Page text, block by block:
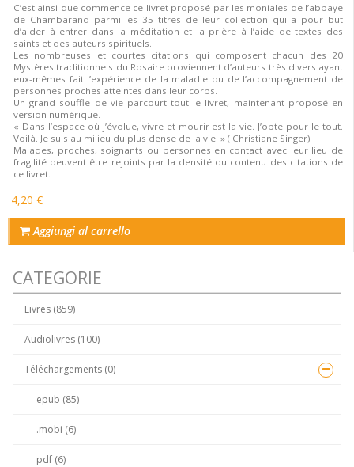
C’est ainsi que commence ce livret proposé par les moniales de l’abbaye
de Chambarand parmi les 35 titres de leur collection qui a pour but
d’aider à entrer dans la méditation et la prière à l’aide de textes des
saints et des auteurs spirituels.
Les nombreuses et courtes citations qui composent chacun des 20
Mystères traditionnels du Rosaire proviennent d’auteurs très divers ayant
eux-mêmes fait l’expérience de la maladie ou de l’accompagnement de
personnes proches atteintes dans leur corps.
Un grand souffle de vie parcourt tout le livret, maintenant proposé en
version numérique.
« Dans l’espace où j’évolue, vivre et mourir est la vie. J’opte pour le tout.
Voilà. Je suis au milieu du plus dense de la vie. » ( Christiane Singer)
Malades, proches, soignants ou personnes en contact avec leur lieu de
fragilité peuvent être rejoints par la densité du contenu des citations de
ce livret.
4,20 €
Aggiungi al carrello
CATEGORIE
Livres (859)
Audiolivres (100)
Téléchargements (0)
epub (85)
.mobi (6)
pdf (6)